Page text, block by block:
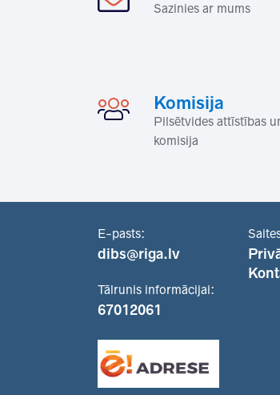
Sazinies ar mums
Komisija
Pilsētvides attīstības
komisija
E-pasts:
dibs@riga.lv
Tālrunis informācijai:
67012061